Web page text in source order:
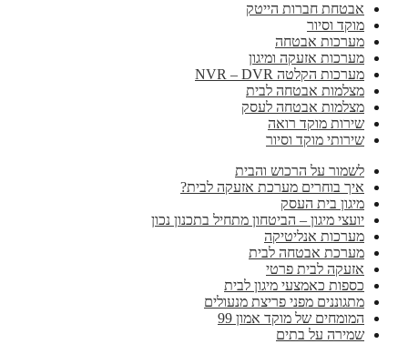
אבטחת חברות הייטק
מוקד וסיור
מערכות אבטחה
מערכות אזעקה ומיגון
מערכות הקלטה NVR – DVR
מצלמות אבטחה לבית
מצלמות אבטחה לעסק
שירות מוקד רואה
שירותי מוקד וסיור
לשמור על הרכוש והבית
איך בוחרים מערכת אזעקה לבית?
מיגון בית העסק
יועצי מיגון – הביטחון מתחיל בתכנון נכון
מערכות אנליטיקה
מערכת אבטחה לבית
אזעקה לבית פרטי
כספות כאמצעי מיגון לבית
מתגוננים מפני פריצת מנעולים
המומחים של מוקד אמון 99
שמירה על בתים